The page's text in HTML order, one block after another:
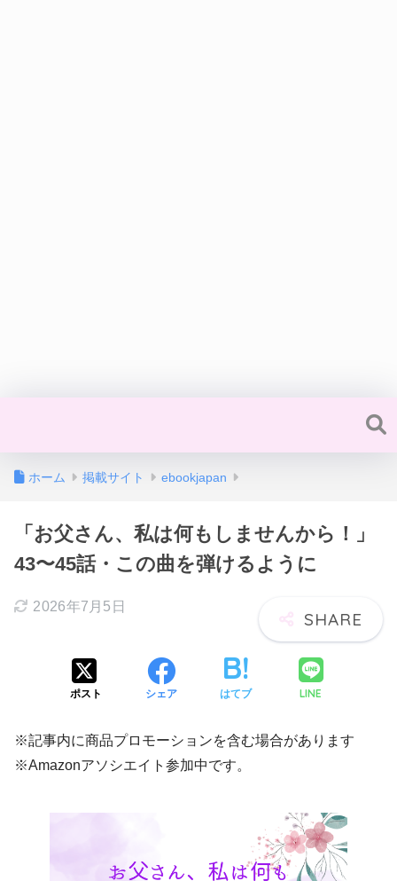
ホーム 掲載サイト ebookjapan
「お父さん、私は何もしませんから！」
43〜45話・この曲を弾けるように
2026年7月5日
ポスト シェア はてブ LINE
※記事内に商品プロモーションを含む場合があります
※Amazonアソシエイト参加中です。